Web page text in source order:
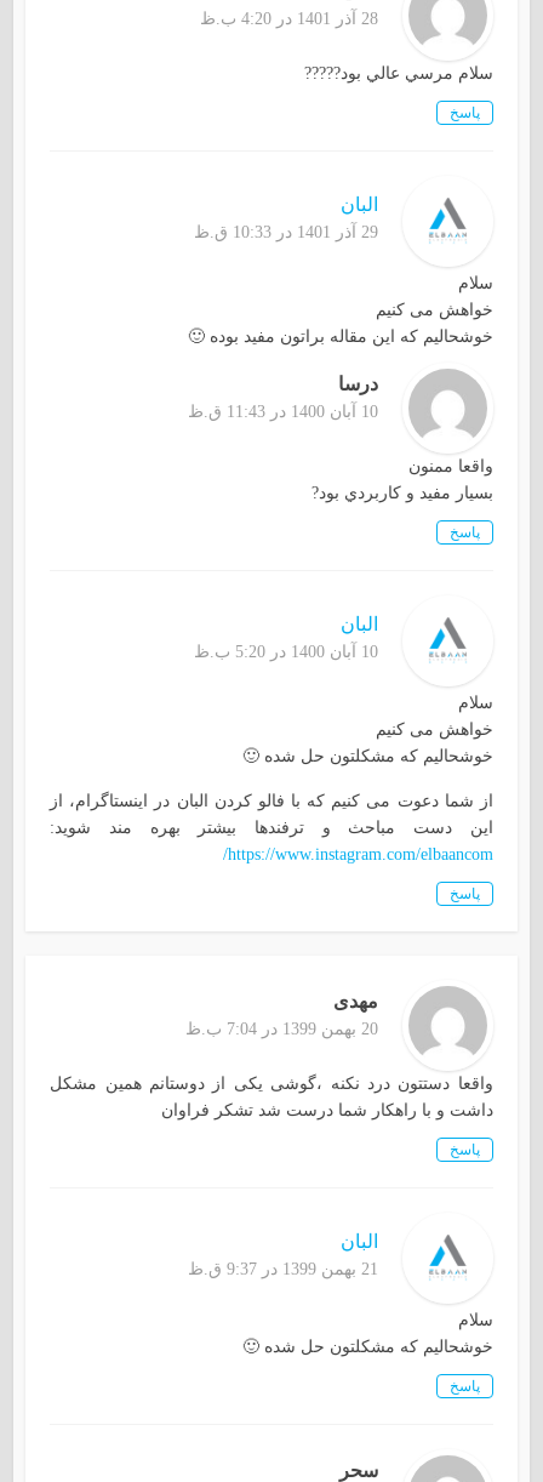
28 آذر 1401 در 4:20 ب.ظ
سلام مرسي عالي بود?????
پاسخ
البان
29 آذر 1401 در 10:33 ق.ظ
سلام
خواهش می کنیم
خوشحالیم که این مقاله براتون مفید بوده 🙂
درسا
10 آبان 1400 در 11:43 ق.ظ
واقعا ممنون
بسيار مفيد و كاربردي بود?
پاسخ
البان
10 آبان 1400 در 5:20 ب.ظ
سلام
خواهش می کنیم
خوشحالیم که مشکلتون حل شده 🙂
از شما دعوت می کنیم که با فالو کردن البان در اینستاگرام، از
این دست مباحث و ترفندها بیشتر بهره مند شوید:
https://www.instagram.com/elbaancom/
پاسخ
مهدی
20 بهمن 1399 در 7:04 ب.ظ
واقعا دستتون درد نکنه ،گوشی یکی از دوستانم همین مشکل
داشت و با راهکار شما درست شد تشکر فراوان
پاسخ
البان
21 بهمن 1399 در 9:37 ق.ظ
سلام
خوشحالیم که مشکلتون حل شده 🙂
پاسخ
سحر